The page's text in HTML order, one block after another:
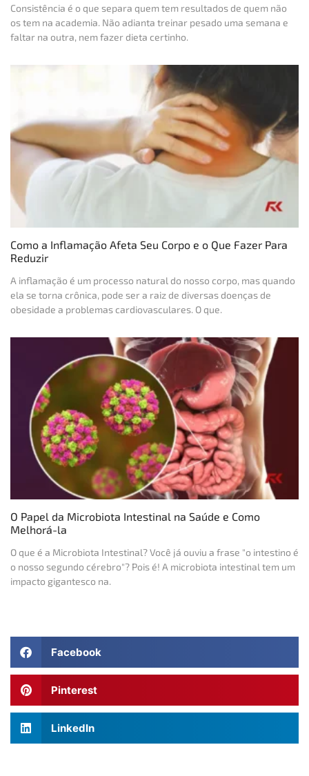
Consistência é o que separa quem tem resultados de quem não
os tem na academia. Não adianta treinar pesado uma semana e
faltar na outra, nem fazer dieta certinho.
Como a Inflamação Afeta Seu Corpo e o Que Fazer Para
Reduzir
A inflamação é um processo natural do nosso corpo, mas quando
ela se torna crônica, pode ser a raiz de diversas doenças de
obesidade a problemas cardiovasculares. O que.
O Papel da Microbiota Intestinal na Saúde e Como
Melhorá-la
O que é a Microbiota Intestinal? Você já ouviu a frase "o intestino é
o nosso segundo cérebro"? Pois é! A microbiota intestinal tem um
impacto gigantesco na.
Facebook
Pinterest
LinkedIn